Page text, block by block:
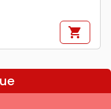
shopping_cart